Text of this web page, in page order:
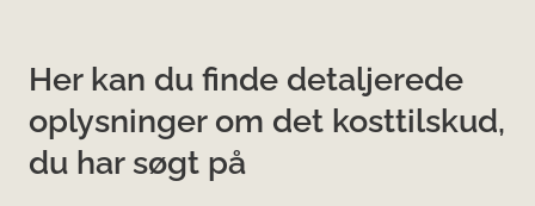
Her kan du finde detaljerede
oplysninger om det kosttilskud,
du har søgt på